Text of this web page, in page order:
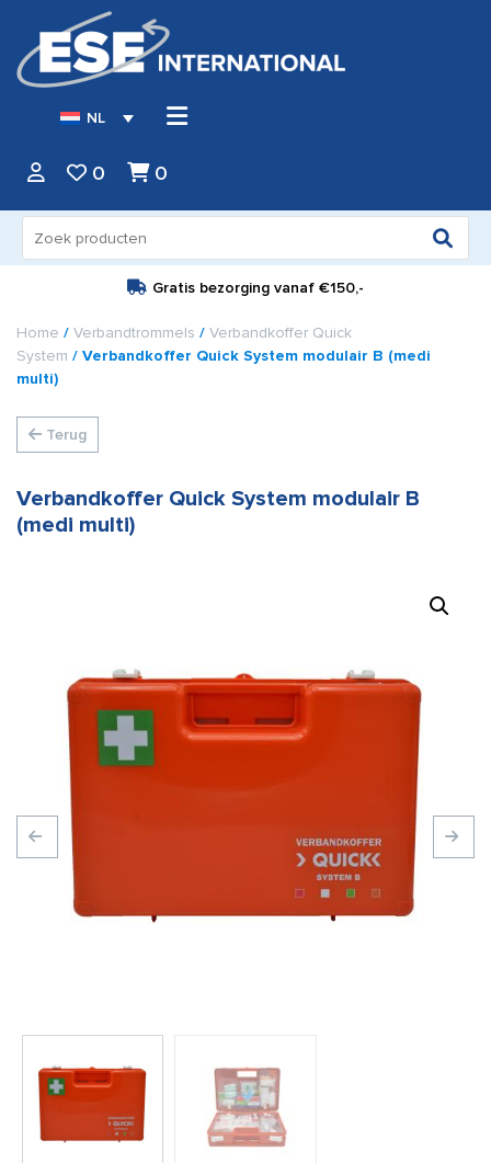
NL
0 0
naar:
Gratis bezorging vanaf €150,-
Home / Verbandtrommels / Verbandkoffer Quick
System / Verbandkoffer Quick System modulair B (medi
multi)
Terug
Verbandkoffer Quick System modulair B
(medi multi)